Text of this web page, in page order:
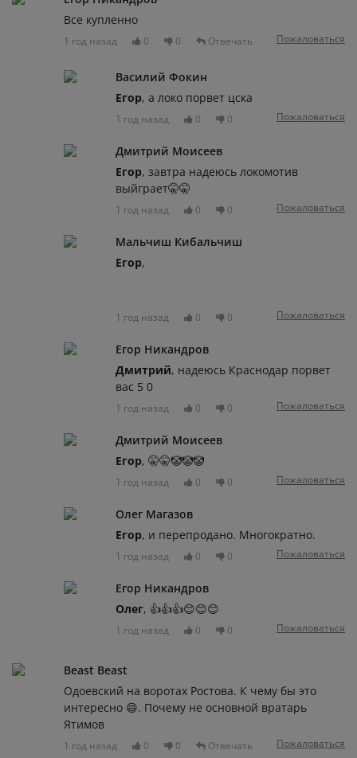
Все купленно
1 год назад 0 0 Отвечать Пожаловаться
Василий Фокин
Егор, а локо порвет цска
1 год назад 0 0 Пожаловаться
Дмитрий Моисеев
Егор, завтра надеюсь локомотив
выйграет🤫🤫
1 год назад 0 0 Пожаловаться
Мальчиш Кибальчиш
Егор,
1 год назад 0 0 Пожаловаться
Егор Никандров
Дмитрий, надеюсь Краснодар порвет
вас 5 0
1 год назад 0 0 Пожаловаться
Дмитрий Моисеев
Егор, 🤫🤫🤡🤡🤡
1 год назад 0 0 Пожаловаться
Олег Магазов
Егор, и перепродано. Многократно.
1 год назад 0 0 Пожаловаться
Егор Никандров
Олег, 👍👍👍😊😊😊
1 год назад 0 0 Пожаловаться
Beast Beast
Одоевский на воротах Ростова. К чему бы это
интересно 😄. Почему не основной вратарь
Ятимов
1 год назад 0 0 Отвечать Пожаловаться